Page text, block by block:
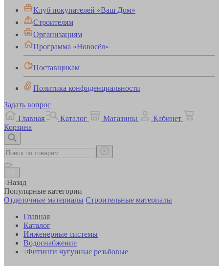
Клуб покупателей «Ваш Дом»
Строителям
Организациям
Программа «Новосёл»
Поставщикам
Политика конфиденциальности
Задать вопрос
Главная
Каталог Магазины
Кабинет
Корзина
Назад
Популярные категории
Отделочные материалы Строительные материалы
Главная
Каталог
Инженерные системы
Водоснабжение
Фитинги чугунные резьбовые